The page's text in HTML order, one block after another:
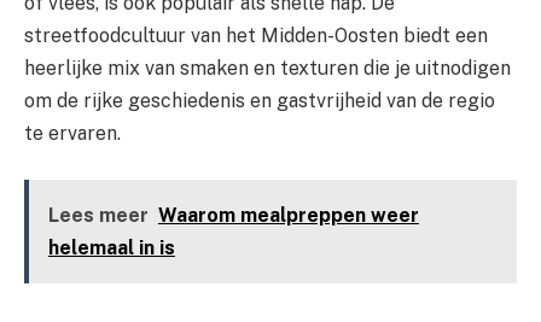
streetfoodcultuur van het Midden-Oosten biedt een
heerlijke mix van smaken en texturen die je uitnodigen
om de rijke geschiedenis en gastvrijheid van de regio
te ervaren.
Lees meer Waarom mealpreppen weer
helemaal in is